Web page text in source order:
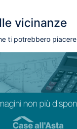
vicinanze
ti potrebbero piacere